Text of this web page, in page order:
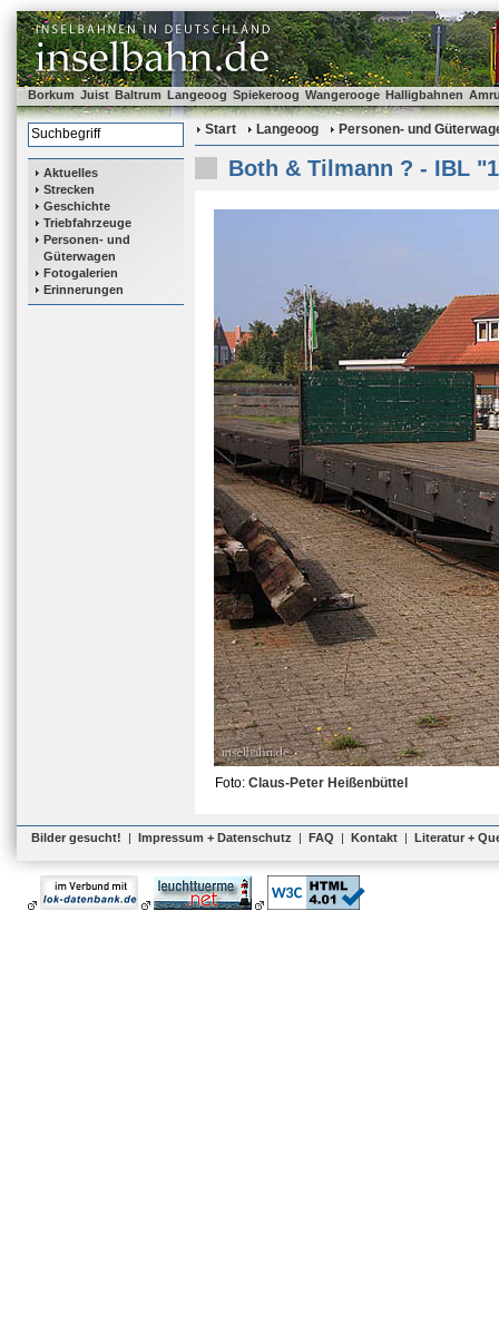
Borkum Juist Baltrum Langeoog Spiekeroog Wangerooge Halligbahnen
Aktuelles
Strecken
Geschichte
Triebfahrzeuge
Personen- und
Güterwagen
Fotogalerien
Erinnerungen
Start Langeoog Personen- und
Both & Tilmann ? - IBL
Foto: Claus-Peter Heißenbüttel
Bilder gesucht! | Impressum + Datenschutz | FAQ | Kontakt | Literatur +